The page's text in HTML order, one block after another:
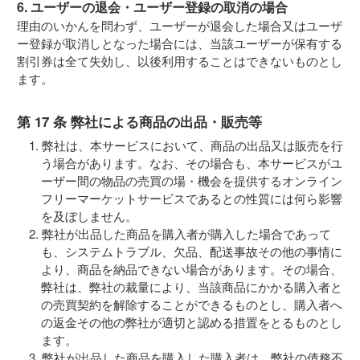
6. ユーザーの退会・ユーザー登録の取消の場合
理由のいかんを問わず、ユーザーが退会した場合又はユーザ
ー登録が取消しとなった場合には、当該ユーザーが保有する
割引券は全て失効し、以後利用することはできないものとし
ます。
第 17 条 弊社による商品の出品・販売等
弊社は、本サービスにおいて、商品の出品又は販売を行
う場合があります。なお、その場合も、本サービスがユ
ーザー間の物品の売買の場・機会を提供するオンライン
フリーマーケットサービスであるとの性質には何ら影響
を及ぼしません。
弊社が出品した商品を購入者が購入した場合であって
も、システムトラブル、欠品、配送事故その他の事情に
より、商品を納品できない場合があります。その場合、
弊社は、弊社の裁量により、当該商品にかかる購入者と
の売買契約を解除することができるものとし、購入者へ
の返金その他の弊社が適切と認める措置をとるものとし
ます。